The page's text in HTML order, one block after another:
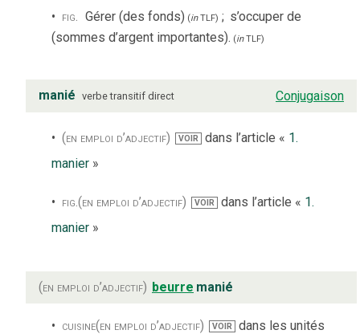
fig. Gérer (des fonds) (inTLF) ; s’occuper de
(sommes d’argent importantes). (inTLF)
manié verbe transitif direct Conjugaison
(en emploi d’adjectif) VOIR dans l’article « 1.
manier »
fig.(en emploi d’adjectif) VOIR dans l’article « 1.
manier »
(en emploi d’adjectif) beurre manié
cuisine(en emploi d’adjectif) VOIR dans les unités